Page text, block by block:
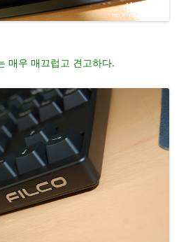
매우 매끄럽고 견고하다.